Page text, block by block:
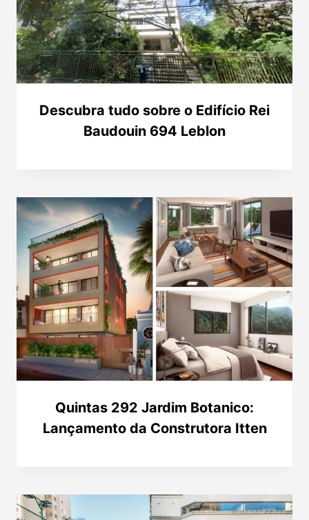
Descubra tudo sobre o Edifício Rei
Baudouin 694 Leblon
Quintas 292 Jardim Botanico:
Lançamento da Construtora Itten